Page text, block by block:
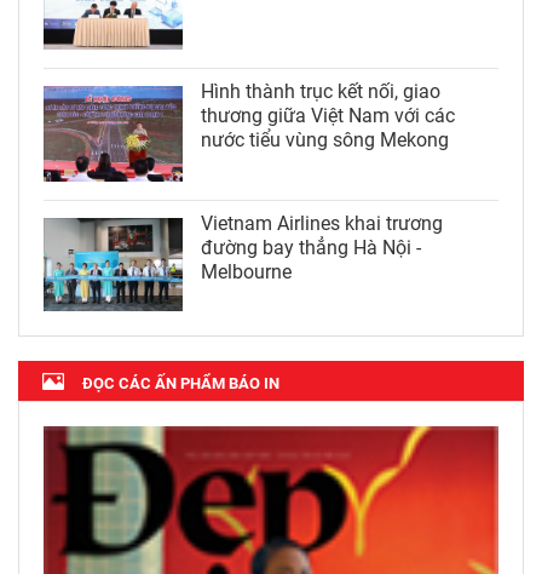
Hình thành trục kết nối, giao
thương giữa Việt Nam với các
nước tiểu vùng sông Mekong
Vietnam Airlines khai trương
đường bay thẳng Hà Nội -
Melbourne
ĐỌC CÁC ẤN PHẨM BÁO IN